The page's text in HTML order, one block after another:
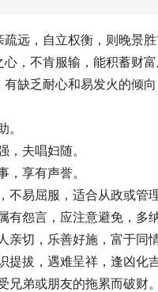
远，自立权衡，则晚景
，不肯服输，能积蓄财
缺乏耐心和易发火的倾
。
夫唱妇随。
享有声誉。
易屈服，适合从政或管理
怨言，应注意避免，多
切，乐善好施，富于同情
拔，遇难呈祥，逢凶化吉
弟或朋友的拖累而破财。